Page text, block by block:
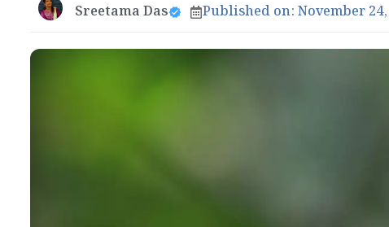
Sreetama Das Published on: November 24,